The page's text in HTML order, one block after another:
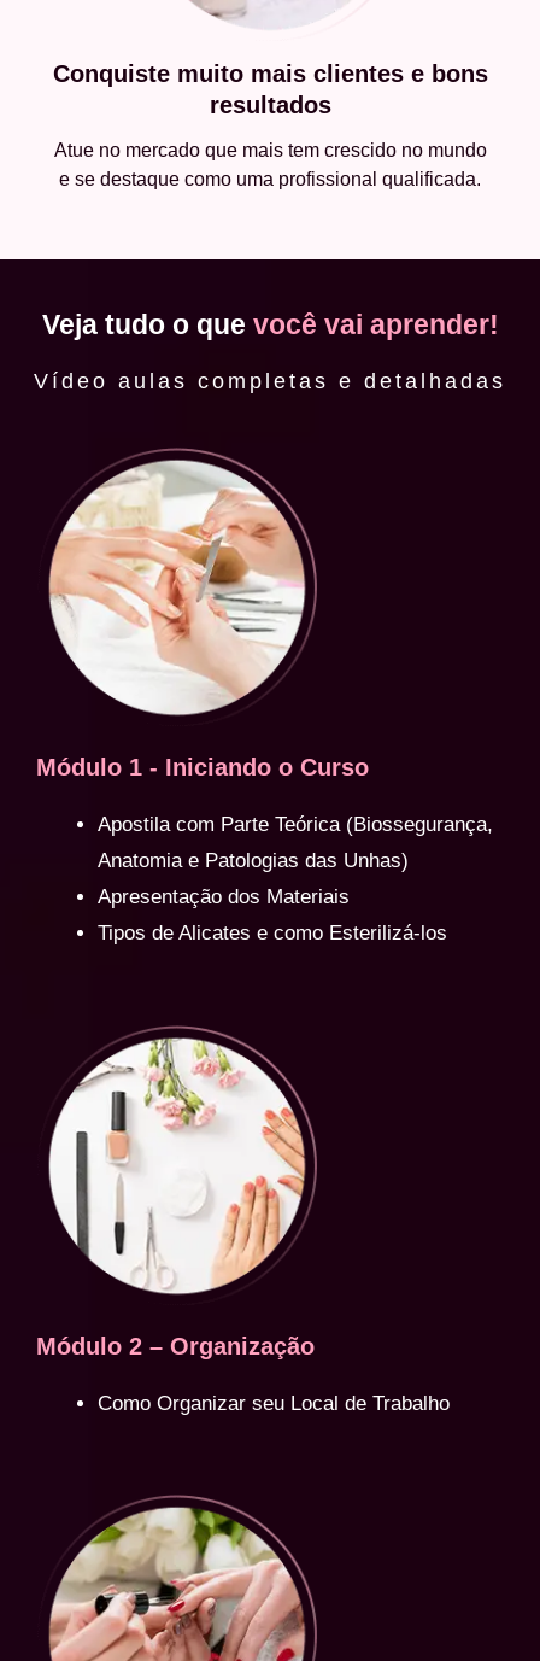
Conquiste muito mais clientes e bons
resultados
Atue no mercado que mais tem crescido no mundo
e se destaque como uma profissional qualificada.
Veja tudo o que você vai aprender!
Vídeo aulas completas e detalhadas
Módulo 1 - Iniciando o Curso
Apostila com Parte Teórica (Biossegurança,
Anatomia e Patologias das Unhas)
Apresentação dos Materiais
Tipos de Alicates e como Esterilizá-los
Módulo 2 – Organização
Como Organizar seu Local de Trabalho